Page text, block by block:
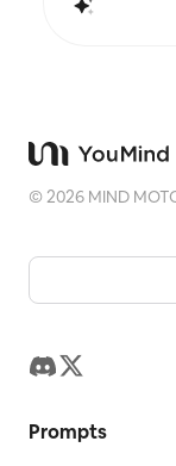
©2026 MIND
Prompts